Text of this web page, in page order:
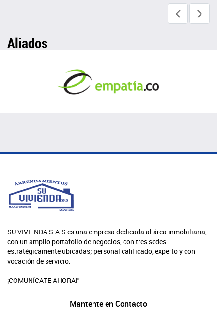
Aliados
SU VIVIENDA S.A.S es una empresa dedicada al área inmobiliaria,
con un amplio portafolio de negocios, con tres sedes
estratégicamente ubicadas; personal calificado, experto y con
vocación de servicio.
¡COMUNÍCATE AHORA!"
Mantente en Contacto